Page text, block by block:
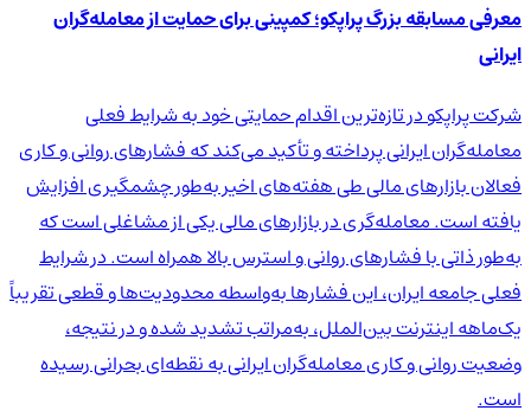
معرفی مسابقه بزرگ پراپکو؛ کمپینی برای حمایت از معامله‌گران
ایرانی
شرکت پراپکو در تازه‌ترین اقدام حمایتی خود به شرایط فعلی
معامله‌گران ایرانی پرداخته و تأکید می‌کند که فشارهای روانی و کاری
فعالان بازارهای مالی طی هفته‌های اخیر به‌طور چشمگیری افزایش
یافته است. معامله‌گری در بازارهای مالی یکی از مشاغلی است که
به‌طور ذاتی با فشارهای روانی و استرس بالا همراه است. در شرایط
فعلی جامعه ایران، این فشارها به‌واسطه محدودیت‌ها و قطعی تقریباً
یک‌ماهه اینترنت بین‌الملل، به‌مراتب تشدید شده و در نتیجه،
وضعیت روانی و کاری معامله‌گران ایرانی به نقطه‌ای بحرانی رسیده
است.